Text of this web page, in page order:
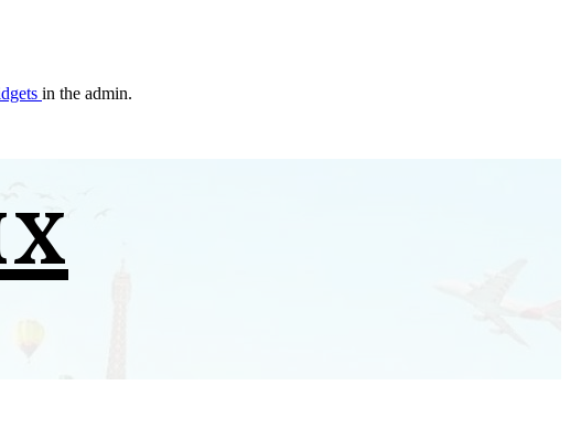
in the admin.